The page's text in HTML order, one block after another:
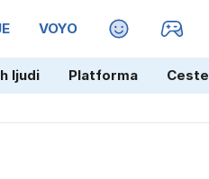
VOYO MAGAZIN
ljudi Platforma Ceste